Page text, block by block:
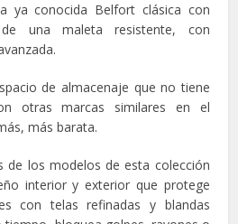
ya conocida Belfort clásica con
una maleta resistente, con
de almacenaje que no tiene
otras marcas similares en el
más barata.
de los modelos de esta colección
interior y exterior que protege
con telas refinadas y blandas